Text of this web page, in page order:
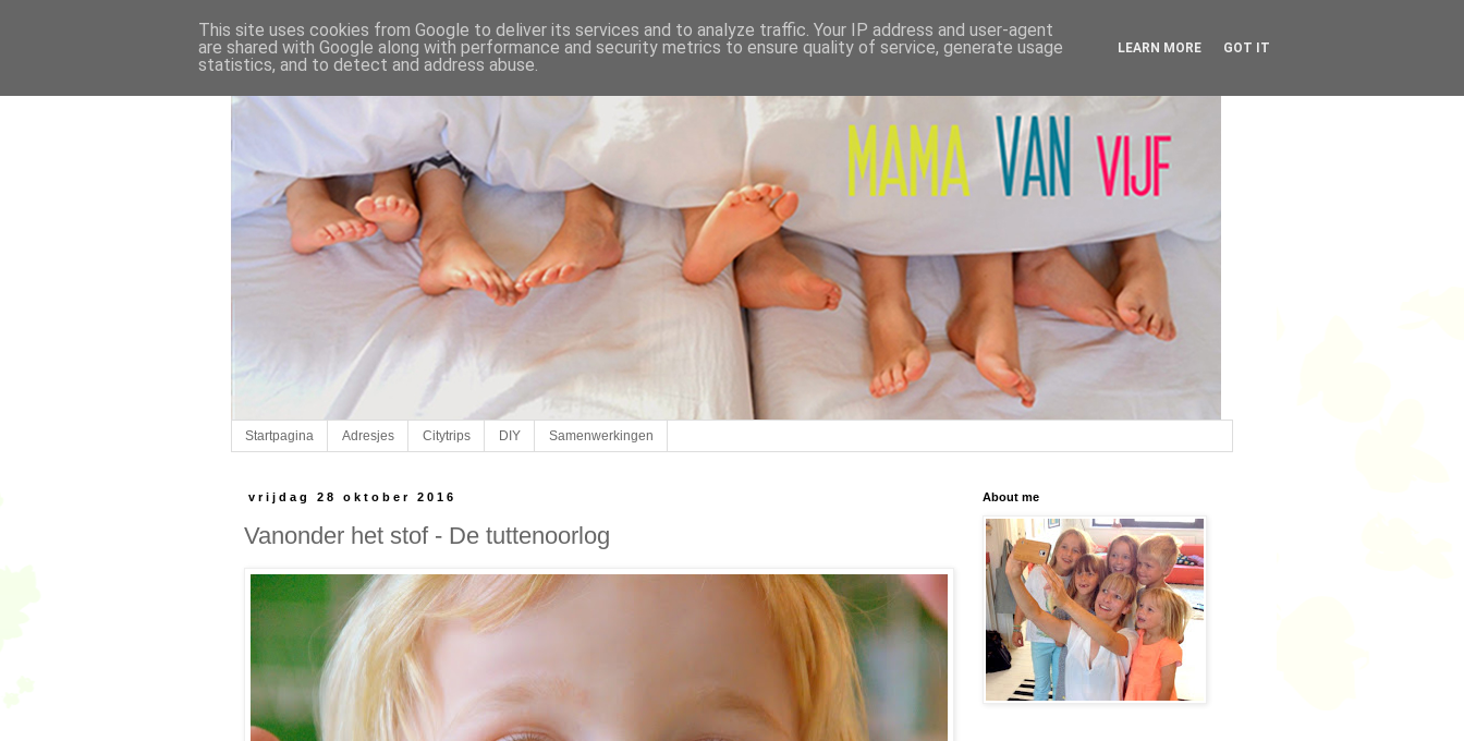
Startpagina Adresjes Citytrips DIY Samenwerkingen
vrijdag 28 oktober 2016
Vanonder het stof - De tuttenoorlog
About me
This site uses cookies from Google to deliver its services and to analyze traffic. Your IP address and user-agent
are shared with Google along with performance and security metrics to ensure quality of service, generate usage
statistics, and to detect and address abuse.
LEARN MORE GOT IT